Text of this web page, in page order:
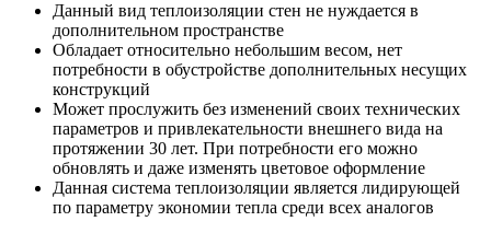
Данный вид теплоизоляции стен не нуждается в
дополнительном пространстве
Обладает относительно небольшим весом, нет
потребности в обустройстве дополнительных несущих
конструкций
Может прослужить без изменений своих технических
параметров и привлекательности внешнего вида на
протяжении 30 лет. При потребности его можно
обновлять и даже изменять цветовое оформление
Данная система теплоизоляции является лидирующей
по параметру экономии тепла среди всех аналогов